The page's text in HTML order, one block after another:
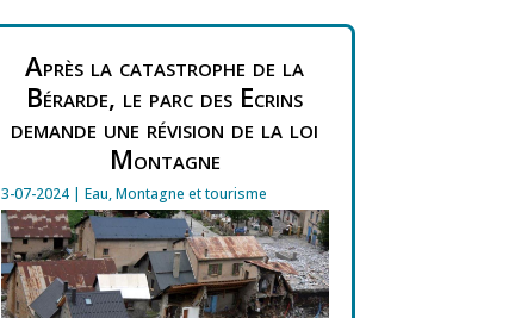
Après la catastrophe de la
Bérarde, le parc des Ecrins
demande une révision de la loi
Montagne
3-07-2024| Eau,Montagne et tourisme